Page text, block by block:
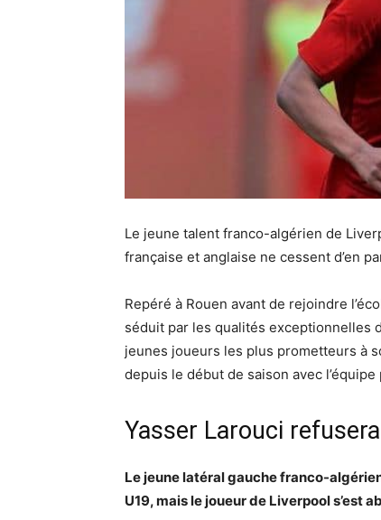
Le jeune talent franco-algérien de
française et anglaise ne cessent d’en
Repéré à Rouen avant de rejoindre
séduit par les qualités exceptionnelles
jeunes joueurs les plus prometteurs à
depuis le début de saison avec
Yasser Larouci
Le jeune latéral gauche franco-
U19, mais le joueur de Liverpool s’est